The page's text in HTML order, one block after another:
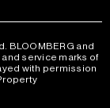
BLOOMBERG and
service marks of
with permission